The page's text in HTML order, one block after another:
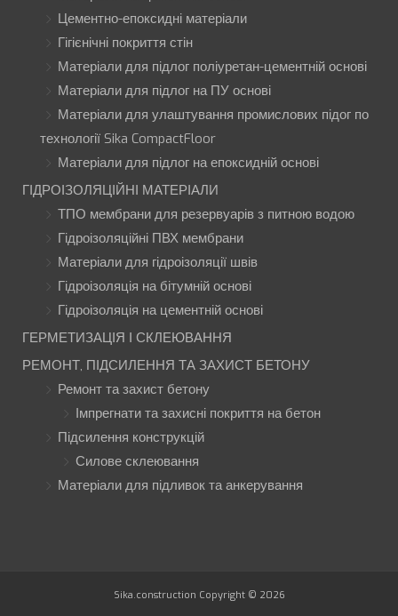
Цементно-епоксидні матеріали
Гігієнічні покриття стін
Матеріали для підлог поліуретан-цементній основі
Матеріали для підлог на ПУ основі
Матеріали для улаштування промислових підог по
технології Sika CompactFloor
Матеріали для підлог на епоксидній основі
ГІДРОІЗОЛЯЦІЙНІ МАТЕРІАЛИ
ТПО мембрани для резервуарів з питною водою
Гідроізоляційні ПВХ мембрани
Матеріали для гідроізоляції швів
Гідроізоляція на бітумній основі
Гідроізоляція на цементній основі
ГЕРМЕТИЗАЦІЯ І СКЛЕЮВАННЯ
РЕМОНТ, ПІДСИЛЕННЯ ТА ЗАХИСТ БЕТОНУ
Ремонт та захист бетону
Імпрегнати та захисні покриття на бетон
Підсилення конструкцій
Силове склеювання
Матеріали для підливок та анкерування
Sika.construction Copyright © 2026